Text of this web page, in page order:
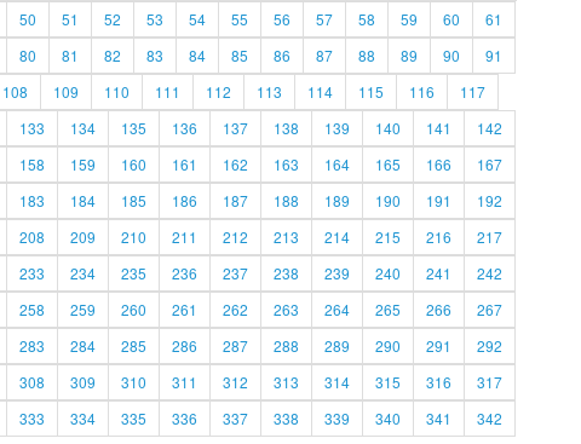
50 51 52 53 54 55 56 57 58 59 60
61
80 81 82 83 84 85 86 87 88 89 90
91
108 109 110 111 112 113 114 115 116
117
133 134 135 136 137 138 139 140 141
142
158 159 160 161 162 163 164 165 166
167
183 184 185 186 187 188 189 190 191
192
208 209 210 211 212 213 214 215 216
217
233 234 235 236 237 238 239 240 241
242
258 259 260 261 262 263 264 265 266
267
283 284 285 286 287 288 289 290 291
292
308 309 310 311 312 313 314 315 316
317
333 334 335 336 337 338 339 340 341 342